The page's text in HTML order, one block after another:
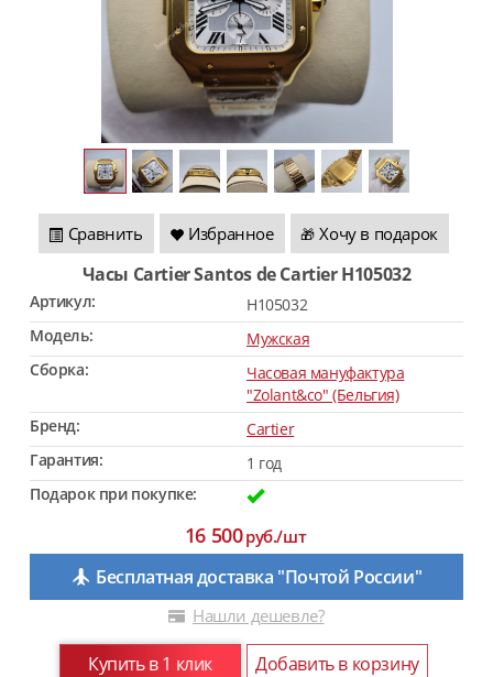
Сравнить Избранное 🎁 Хочу в подарок
Часы Cartier Santos de Cartier H105032
Артикул:
H105032
Модель:
Мужская
Сборка:
Часовая мануфактура
"Zolant&co" (Бельгия)
Бренд:
Cartier
Гарантия:
1 год
Подарок при покупке:
16 500руб./шт
Бесплатная доставка "Почтой России"
Нашли дешевле?
Купить в 1 клик Добавить в корзину